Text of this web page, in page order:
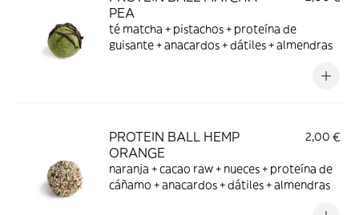
PEA
té matcha + pistachos + proteína de
guisante + anacardos + dátiles + almendras
PROTEIN BALL HEMP
ORANGE
2,00 €
naranja + cacao raw + nueces + proteína de
cáñamo + anacardos + dátiles + almendras